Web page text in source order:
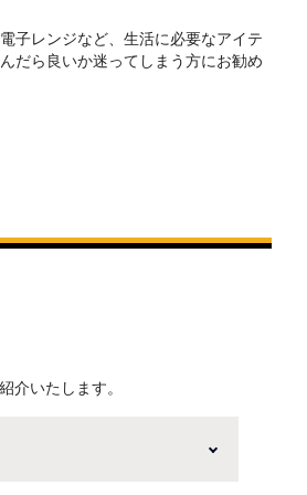
子レンジなど、生活に必要なアイテ
だら良いか迷ってしまう方にお勧め
介いたします。